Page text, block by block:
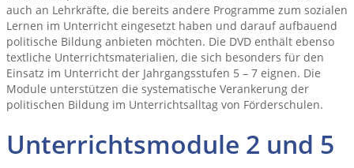
auch an Lehrkräfte, die bereits andere Programme zum sozialen
Lernen im Unterricht eingesetzt haben und darauf aufbauend
politische Bildung anbieten möchten. Die DVD enthält ebenso
textliche Unterrichtsmaterialien, die sich besonders für den
Einsatz im Unterricht der Jahrgangsstufen 5 – 7 eignen. Die
Module unterstützen die systematische Verankerung der
politischen Bildung im Unterrichtsalltag von Förderschulen.
Unterrichtsmodule 2 und 5